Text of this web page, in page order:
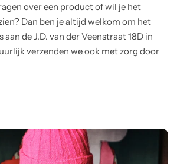
over een product of wil je het
Dan ben je altijd welkom om het
aan de J.D. van der Veenstraat 18D in
verzenden we ook met zorg door